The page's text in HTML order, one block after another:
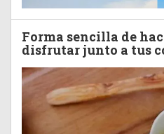
Forma sencilla de
disfrutar junto a tus